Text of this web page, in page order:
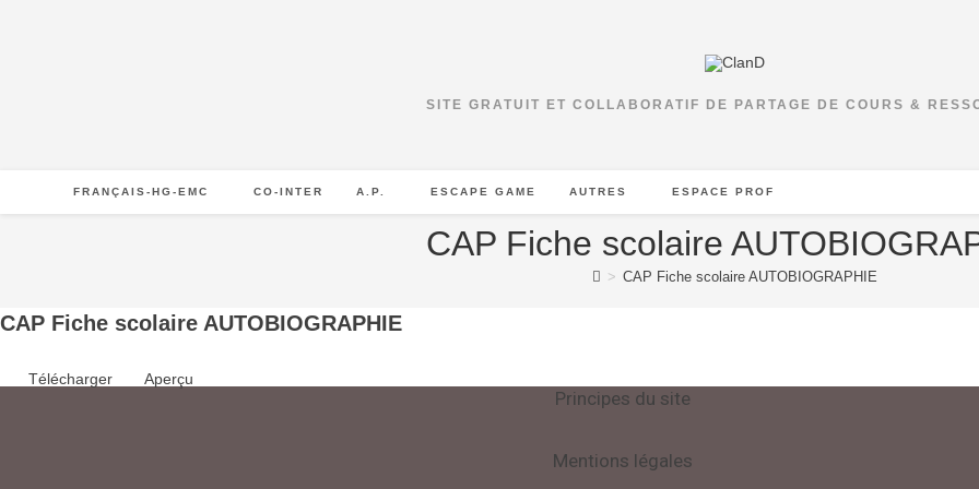
SITE GRATUIT ET COLLABORATIF DE PARTAGE DE COURS &
FRANÇAIS-HG-EMC CO-INTER A.P. ESCAPE GAME AUTRES ESPACE PROF
CAP Fiche scolaire
> CAP Fiche scolaire AUTOBIOGRAPHIE
CAP Fiche scolaire AUTOBIOGRAPHIE
Télécharger Aperçu
Principes du site
Mentions légales